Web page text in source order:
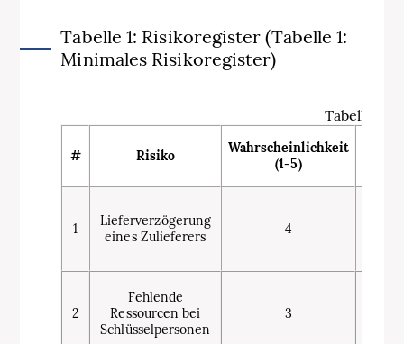
Tabelle 1: Risikoregister (Tabelle 1:
Minimales Risikoregister)
Tabelle 1:
# Risiko
Wahrscheinlichkeit
(1-5)
1
Lieferverzögerung
eines Zulieferers
4
2
Fehlende
Ressourcen bei
Schlüsselpersonen
3